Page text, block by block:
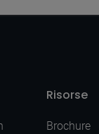
Risorse
Brochure